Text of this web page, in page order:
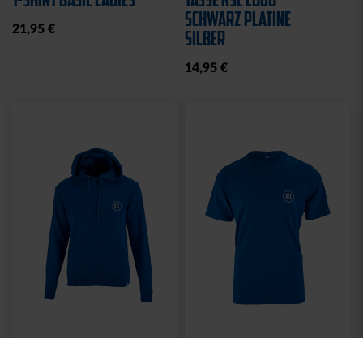
21,95 € SCHWARZ PLATINE
SILBER
14,95 €